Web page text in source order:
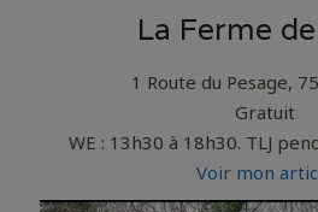
La Ferme
1 Route du Pesage,
Gratuit
WE : 13h30 à 18h30. TLJ
Voir mon